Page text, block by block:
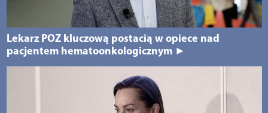
Lekarz POZ kluczową postacią w opiece nad
pacjentem hematoonkologicznym ►